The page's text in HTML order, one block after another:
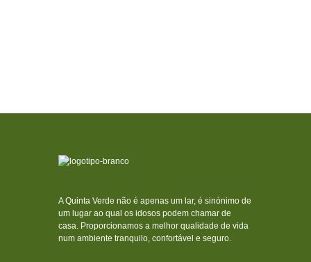
A Quinta Verde não é apenas um lar, é sinónimo de
um lugar ao qual os idosos podem chamar de
casa. Proporcionamos a melhor qualidade de vida
num ambiente tranquilo, confortável e seguro.